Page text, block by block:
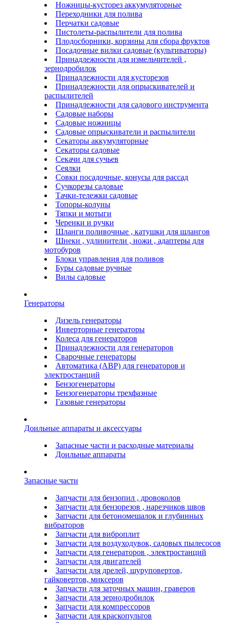
Ножницы-кусторез аккумуляторные
Переходники для полива
Перчатки садовые
Пистолеты-распылители для полива
Плодосборники, корзины для сбора фруктов
Посадочные вилки садовые (культиваторы)
Принадлежности для измельчителей ,
зернодробилок
Принадлежности для кусторезов
Принадлежности для опрыскивателей и
распылителей
Принадлежности для садового инструмента
Садовые наборы
Садовые ножницы
Садовые опрыскиватели и распылители
Секаторы аккумуляторные
Секаторы садовые
Секачи для сучьев
Сеялки
Совки посадочные, конусы для рассад
Сучкорезы садовые
Тачки-тележки садовые
Топоры-колуны
Тяпки и мотыги
Черенки и ручки
Шланги поливочные , катушки для шлангов
Шнеки , удлинители , ножи , адаптеры для
мотобуров
Блоки управления для поливов
Буры садовые ручные
Вилы садовые
Генераторы
Дизель генераторы
Инверторные генераторы
Колеса для генераторов
Принадлежности для генераторов
Сварочные генераторы
Автоматика (АВР) для генераторов и
электростанций
Бензогенераторы
Бензогенераторы трехфазные
Газовые генераторы
Доильные аппараты и аксессуары
Запасные части и расходные материалы
Доильные аппараты
Запасные части
Запчасти для бензопил , дровоколов
Запчасти для бензорезов , нарезчиков швов
Запчасти для бетономешалок и глубинных
вибраторов
Запчасти для виброплит
Запчасти для воздуходувок, садовых пылесосов
Запчасти для генераторов , электростанций
Запчасти для двигателей
Запчасти для дрелей, шуруповертов,
гайковертов, миксеров
Запчасти для заточных машин, граверов
Запчасти для зернодробилок
Запчасти для компрессоров
Запчасти для краскопультов